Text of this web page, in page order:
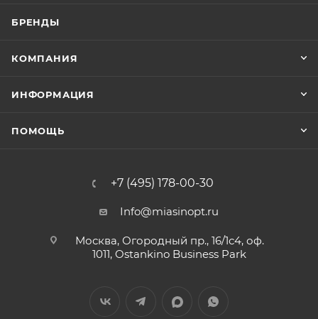
БРЕНДЫ
КОМПАНИЯ
ИНФОРМАЦИЯ
ПОМОЩЬ
+7 (495) 178-00-30
Info@miasinopt.ru
Москва, Огородный пр., 16/1с4, оф.
1011, Ostankino Business Park